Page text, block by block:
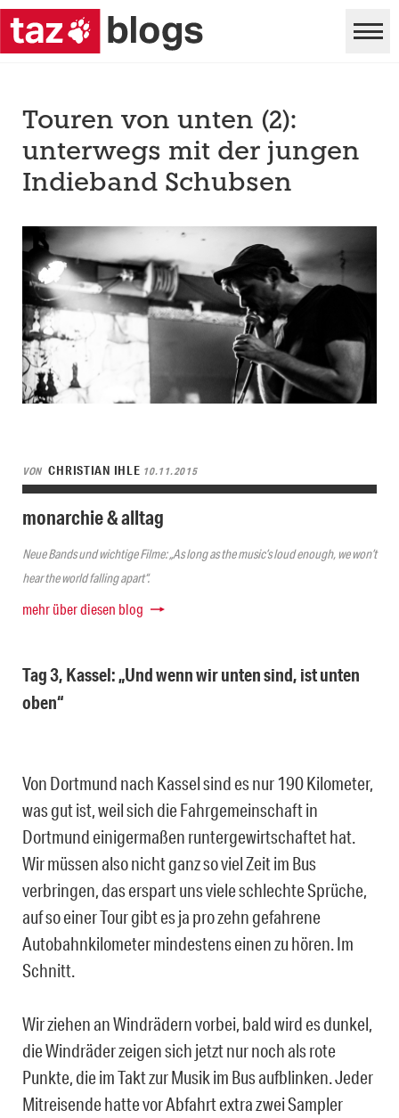
Touren von unten (2):
unterwegs mit der jungen
Indieband Schubsen
VON CHRISTIAN IHLE 10.11.2015
monarchie & alltag
Neue Bands und wichtige Filme: „As long as the music’s loud enough, we won’t
hear the world falling apart“.
mehr über diesen blog
Tag 3, Kassel: „Und wenn wir unten sind, ist unten
oben“
Von Dortmund nach Kassel sind es nur 190 Kilometer,
was gut ist, weil sich die Fahrgemeinschaft in
Dortmund einigermaßen runtergewirtschaftet hat.
Wir müssen also nicht ganz so viel Zeit im Bus
verbringen, das erspart uns viele schlechte Sprüche,
auf so einer Tour gibt es ja pro zehn gefahrene
Autobahnkilometer mindestens einen zu hören. Im
Schnitt.
Wir ziehen an Windrädern vorbei, bald wird es dunkel,
die Windräder zeigen sich jetzt nur noch als rote
Punkte, die im Takt zur Musik im Bus aufblinken. Jeder
Mitreisende hatte vor Abfahrt extra zwei Sampler